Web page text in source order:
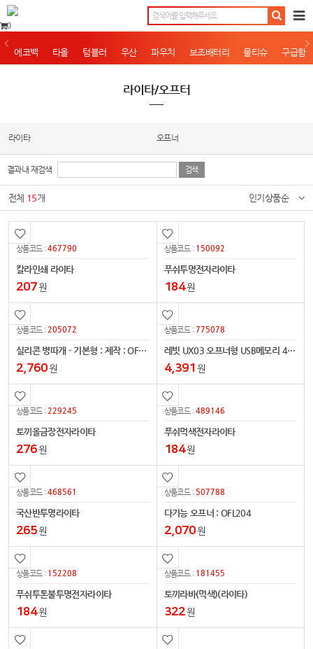
0
에코백 타올 텀블러 우산 파우치 보조배터리 물티슈 구급함
라이타/오프터
라이타 오프너
결과내 재검색
전체 15개 인기상품순
상품코드 :467790
칼라인쇄 라이타
207원
상품코드 : 150092
푸쉬투명전자라이타
184원
상품코드 :205072
실리콘 병따개 - 기본형 : 제작 : OFL263
2,760원
상품코드 :775078
레빗 UX03 오프너형 USB메모리 4GB~128GB
4,391 원
상품코드 :229245
토끼올금장전자라이타
276원
상품코드 :489146
푸쉬먹색전자라이타
184원
상품코드 :468561
국산반투명라이타
265원
상품코드 : 507788
다기능 오프너 : OFL204
2,070원
상품코드 : 152208
푸쉬투톤불투명전자라이타
184원
상품코드 : 181455
토끼라바(먹색)(라이타)
322원